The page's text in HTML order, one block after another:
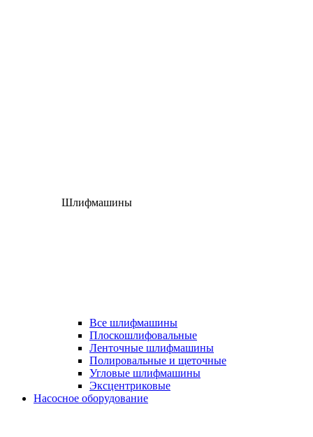
Шлифмашины
Все шлифмашины
Плоскошлифовальные
Ленточные шлифмашины
Полировальные и щеточные
Угловые шлифмашины
Эксцентриковые
Насосное оборудование